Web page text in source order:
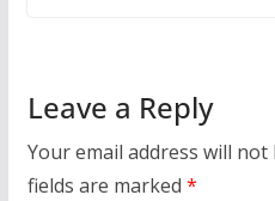
Leave a Reply
Your email address will not
fields are marked *